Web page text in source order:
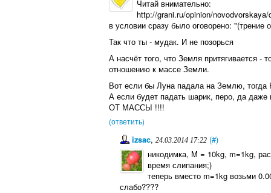
Читай внимательно:
http://grani.ru/opinion/
в условии сразу было оговорено: "(трение
Так что ты - мудак. И не позорься
А насчёт того, что Земля притягивается -
отношению к массе Земли.
Вот если бы Луна падала на Землю, тогда
А если будет падать шарик, перо, да
ОТ МАССЫ !!!!
(ответить)
izsac, 24.03.2014 17:22 (#)
никодимка, M = 10kg, m=1kg,
время слипания;)
теперь вместо m=1kg возьми
слабо????